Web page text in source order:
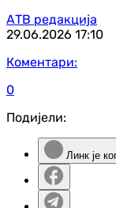
АТВ редакција
29.06.2026 17:10
Коментари:
0
Подијели:
Линк је